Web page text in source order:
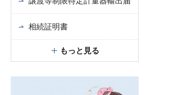
相続証明書
もっと見る